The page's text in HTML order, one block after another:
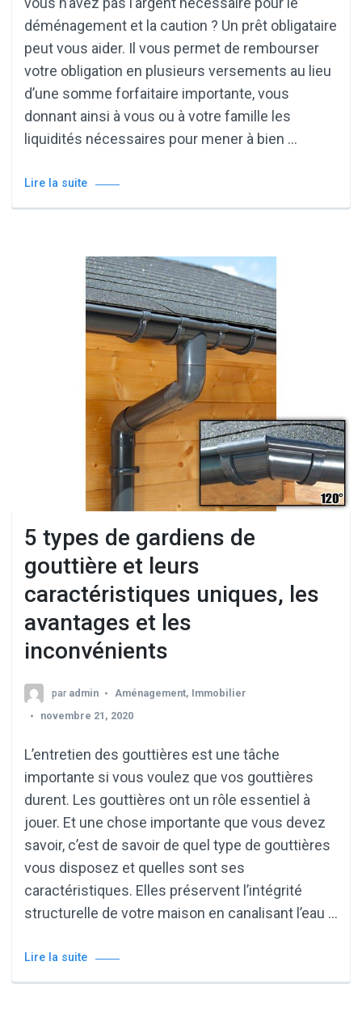
déménagement et la caution ? Un prêt obligataire
peut vous aider. Il vous permet de rembourser
votre obligation en plusieurs versements au lieu
d’une somme forfaitaire importante, vous
donnant ainsi à vous ou à votre famille les
liquidités nécessaires pour mener à bien …
Lire la suite
5 types de gardiens de
gouttière et leurs
caractéristiques uniques, les
avantages et les
inconvénients
par admin Aménagement, Immobilier
novembre 21, 2020
L’entretien des gouttières est une tâche
importante si vous voulez que vos gouttières
durent. Les gouttières ont un rôle essentiel à
jouer. Et une chose importante que vous devez
savoir, c’est de savoir de quel type de gouttières
vous disposez et quelles sont ses
caractéristiques. Elles préservent l’intégrité
structurelle de votre maison en canalisant l’eau …
Lire la suite